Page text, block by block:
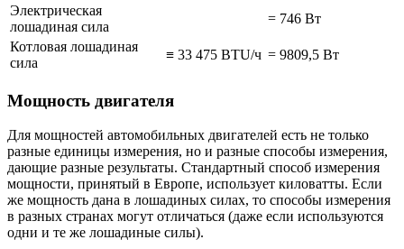
Электрическая
лошадиная сила
= 746 Вт
Котловая лошадиная
сила
≡ 33 475 BTU/ч = 9809,5 Вт
Мощность двигателя
Для мощностей автомобильных двигателей есть не только
разные единицы измерения, но и разные способы измерения,
дающие разные результаты. Стандартный способ измерения
мощности, принятый в Европе, использует киловатты. Если
же мощность дана в лошадиных силах, то способы измерения
в разных странах могут отличаться (даже если используются
одни и те же лошадиные силы).